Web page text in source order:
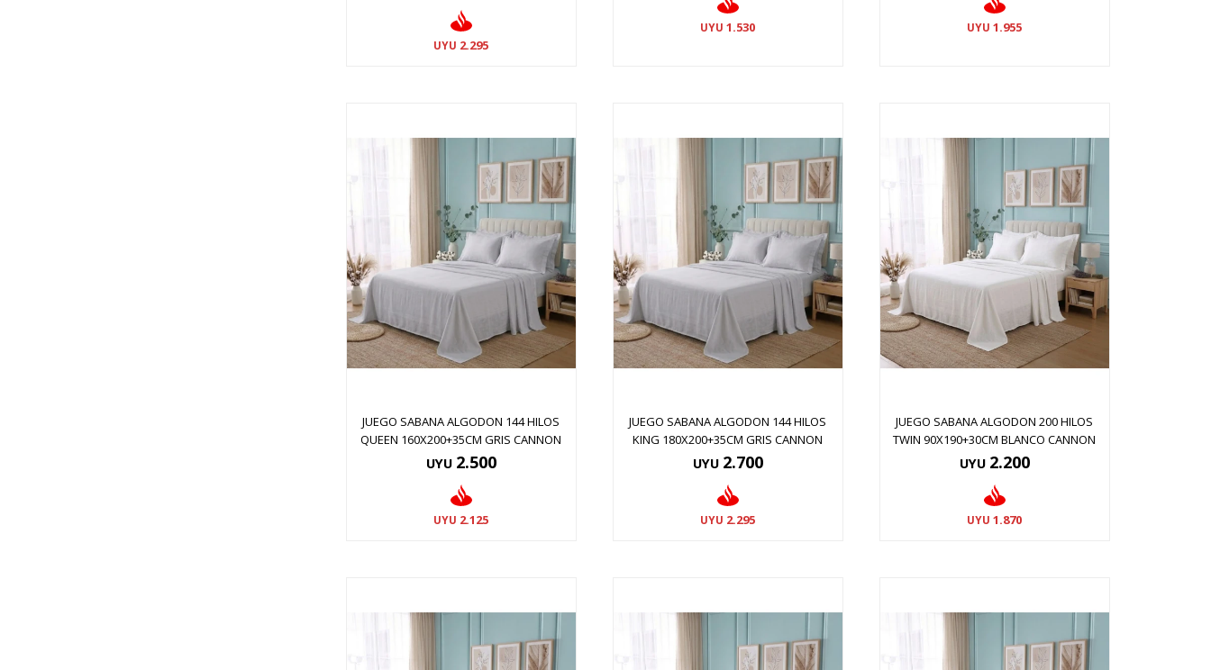
UYU 2.295
UYU 1.530 UYU 1.955
JUEGO SABANA ALGODON 144 HILOS
QUEEN 160X200+35CM GRIS CANNON
UYU 2.500
UYU 2.125
JUEGO SABANA ALGODON 144 HILOS
KING 180X200+35CM GRIS CANNON
UYU 2.700
UYU 2.295
JUEGO SABANA ALGODON 200 HILOS
TWIN 90X190+30CM BLANCO CANNON
UYU 2.200
UYU 1.870